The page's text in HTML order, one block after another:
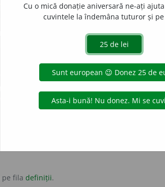
surse
convingător antonime:
poate trage o concluzie.
pe fila definiții.
Cu o mică donație aniversară ne-ați
cuvintele la îndemâna tuturor și